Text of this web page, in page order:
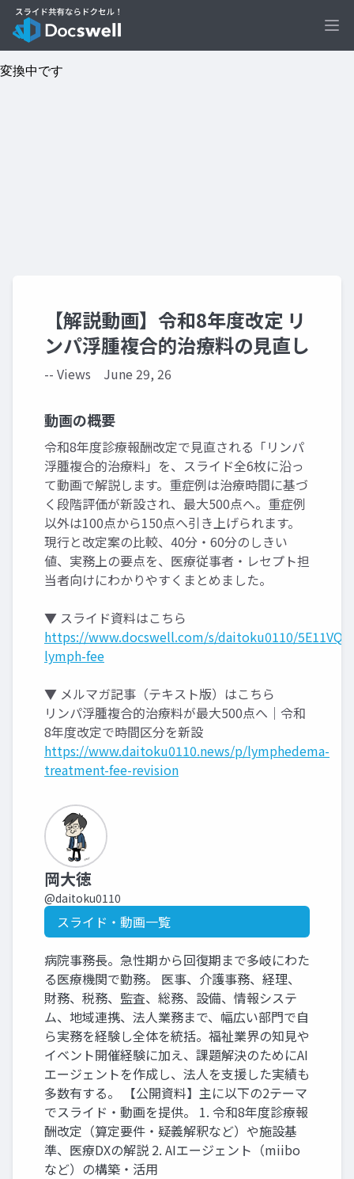
【解説動画】令和8年度改定 リ
ンパ浮腫複合的治療料の見直し
-- Views June 29, 26
動画の概要
令和8年度診療報酬改定で見直される「リンパ
浮腫複合的治療料」を、スライド全6枚に沿っ
て動画で解説します。重症例は治療時間に基づ
く段階評価が新設され、最大500点へ。重症例
以外は100点から150点へ引き上げられます。
現行と改定案の比較、40分・60分のしきい
値、実務上の要点を、医療従事者・レセプト担
当者向けにわかりやすくまとめました。
▼ スライド資料はこちら
https://www.docswell.com/s/daitoku0110/5E11VQ-
lymph-fee
▼ メルマガ記事（テキスト版）はこちら
リンパ浮腫複合的治療料が最大500点へ｜令和
8年度改定で時間区分を新設
https://www.daitoku0110.news/p/lymphedema-
treatment-fee-revision
岡大徳
@daitoku0110
スライド・動画一覧
病院事務長。急性期から回復期まで多岐にわた
る医療機関で勤務。 医事、介護事務、経理、
財務、税務、監査、総務、設備、情報システ
ム、地域連携、法人業務まで、幅広い部門で自
ら実務を経験し全体を統括。福祉業界の知見や
イベント開催経験に加え、課題解決のためにAI
エージェントを作成し、法人を支援した実績も
多数有する。 【公開資料】主に以下の2テーマ
でスライド・動画を提供。 1. 令和8年度診療報
酬改定（算定要件・疑義解釈など）や施設基
準、医療DXの解説 2. AIエージェント（miibo
など）の構築・活用